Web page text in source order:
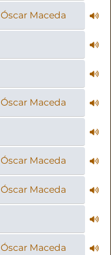
Óscar Maceda
Óscar Maceda
Óscar Maceda
Óscar Maceda
Óscar Maceda